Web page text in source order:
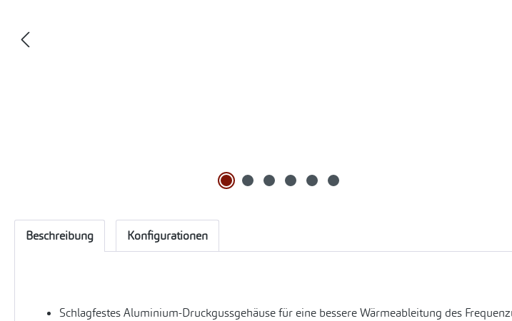
Beschreibung Konfigurationen
Schlagfestes Aluminium-Druckgussgehäuse für eine bessere Wärmeableitung des